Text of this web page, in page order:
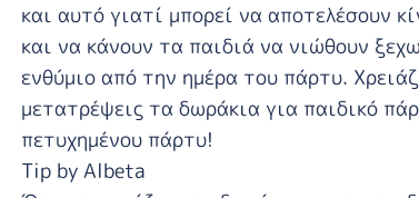
και αυτό γιατί μπορεί να αποτελέσουν
και να κάνουν τα παιδιά να νιώθουν
ενθύμιο από την ημέρα του πάρτυ.
μετατρέψεις τα δωράκια για παιδικό
πετυχημένου πάρτυ!
Tip by Albeta